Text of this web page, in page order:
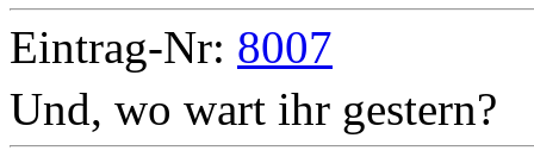
Eintrag-Nr: 8007
Und, wo wart ihr gestern?